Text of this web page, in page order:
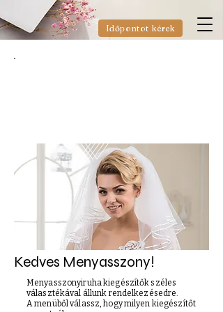
Időpontot kérek
Kedves Menyasszony!
Menyasszonyiruha kiegészítők széles
választékával állunk rendelkezésedre.
A menüből válassz, hogy milyen kiegészítőt